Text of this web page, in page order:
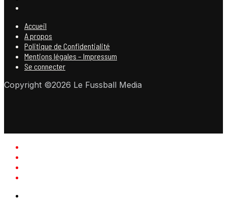
Accueil
A propos
Politique de Confidentialité
Mentions légales – Impressum
Se connecter
Copyright ©2026 Le Fussball Media